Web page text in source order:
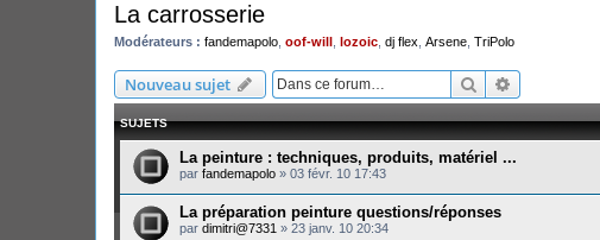
La carrosserie
Modérateurs : fandemapolo oof-will lozoic dj flex Arsene TriPolo
Nouveau sujet Rechercher
SUJETS
La peinture : techniques, produits, matériel ...
par fandemapolo » 03 févr. 10 17:43
La préparation peinture questions/réponses
par dimitri@7331 » 23 janv. 10 20:34